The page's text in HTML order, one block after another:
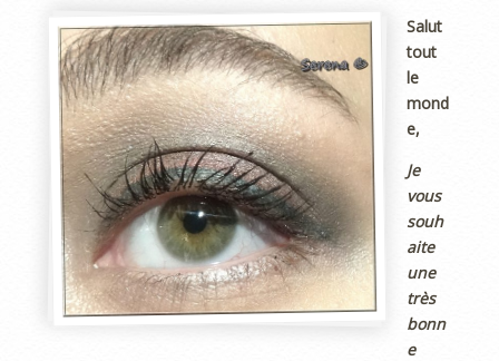
Salut
tout
le
mond
e,
Je
vous
souh
aite
une
très
bonn
e